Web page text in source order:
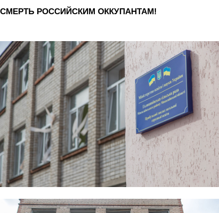
СМЕРТЬ РОССИЙСКИМ ОККУПАНТАМ!